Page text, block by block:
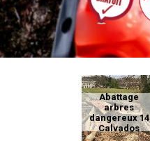
Abattage
arbres
dangereux 14
Calvados